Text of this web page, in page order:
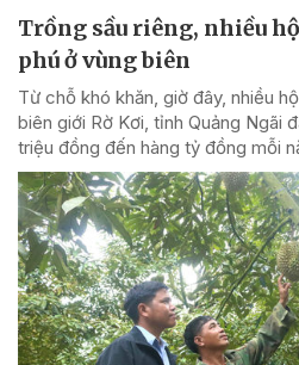
Trồng sầu riêng, nhiều
phú ở vùng biên
Từ chỗ khó khăn, giờ đây, nhiều
biên giới Rờ Kơi, tỉnh Quảng Ngãi
triệu đồng đến hàng tỷ đồng mỗi